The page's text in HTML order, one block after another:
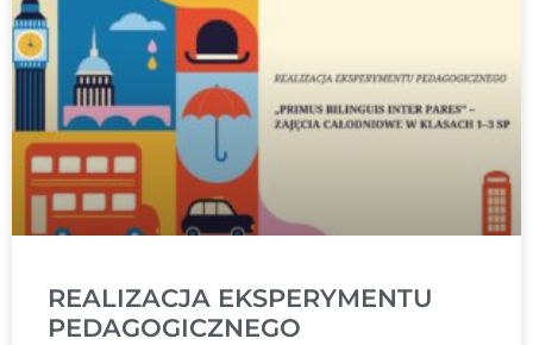
REALIZACJA EKSPERYMENTU
PEDAGOGICZNEGO